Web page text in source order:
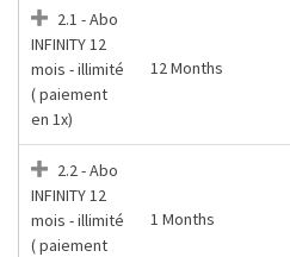
2.1 - Abo
INFINITY 12
mois - illimité
( paiement
en 1x)
12 Months
2.2 - Abo
INFINITY 12
mois - illimité
( paiement
1 Months